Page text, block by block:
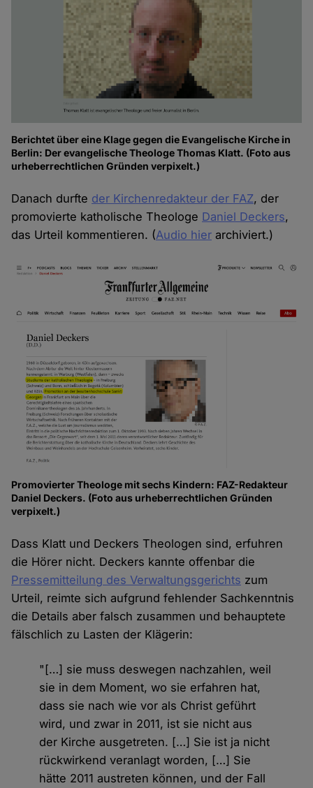
Berichtet über eine Klage gegen die Evangelische Kirche in
Berlin: Der evangelische Theologe Thomas Klatt. (Foto aus
urheberrechtlichen Gründen verpixelt.)
Danach durfte der Kirchenredakteur der FAZ, der
promovierte katholische Theologe Daniel Deckers,
das Urteil kommentieren. (Audio hier archiviert.)
Promovierter Theologe mit sechs Kindern: FAZ-Redakteur
Daniel Deckers. (Foto aus urheberrechtlichen Gründen
verpixelt.)
Dass Klatt und Deckers Theologen sind, erfuhren
die Hörer nicht. Deckers kannte offenbar die
Pressemitteilung des Verwaltungsgerichts zum
Urteil, reimte sich aufgrund fehlender Sachkenntnis
die Details aber falsch zusammen und behauptete
fälschlich zu Lasten der Klägerin:
"[…] sie muss deswegen nachzahlen, weil
sie in dem Moment, wo sie erfahren hat,
dass sie nach wie vor als Christ geführt
wird, und zwar in 2011, ist sie nicht aus
der Kirche ausgetreten. […] Sie ist ja nicht
rückwirkend veranlagt worden, […] Sie
hätte 2011 austreten können, und der Fall